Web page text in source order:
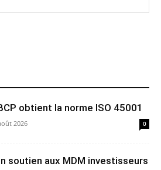
obtient la norme ISO 45001
2026 0
soutien aux MDM investisseurs